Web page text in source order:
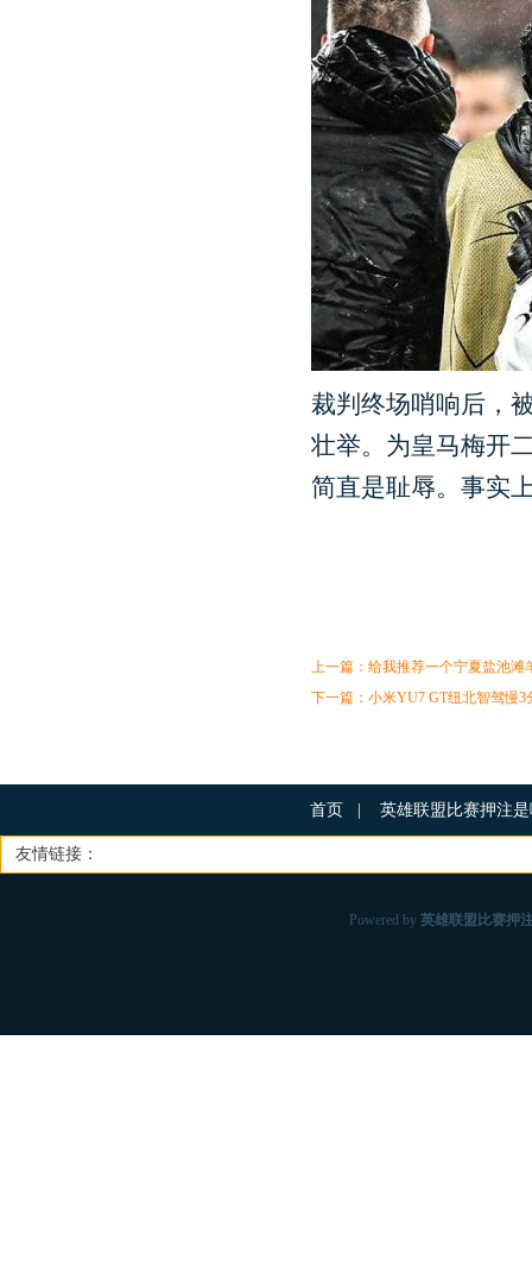
裁判终场哨响后，
壮举。为皇马梅开
简直是耻辱。事实
上一篇： 给我推荐一个宁夏盐池滩
下一篇： 小米YU7 GT纽北智驾慢3
首页 英雄联盟比赛押注
友情链接：
Powered by 英雄联盟比赛押